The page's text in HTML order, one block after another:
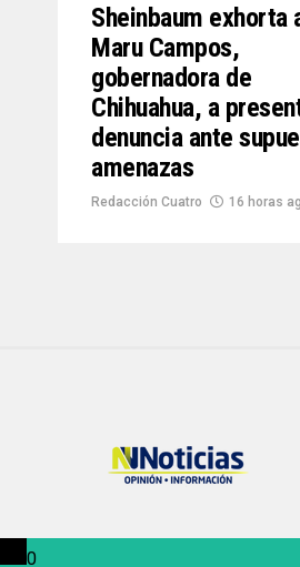
Sheinbaum exhorta
Maru Campos,
gobernadora de
Chihuahua, a
denuncia ante
amenazas
Redacción Cuatro 16 horas
0